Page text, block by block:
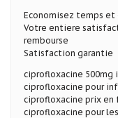
Economisez temps et
Votre entiere
rembourse
Satisfaction garantie
ciprofloxacine
ciprofloxacine pour
ciprofloxacine prix en
ciprofloxacine pour